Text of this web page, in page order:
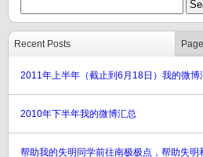
Recent Posts
2011年上半年（截止到6月18日）我的微博
2010年下半年我的微博汇总
帮助我的失明同学前往南极极点，帮助失明